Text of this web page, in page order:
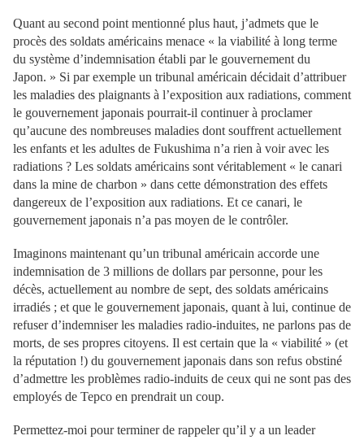
Quant au second point mentionné plus haut, j’admets que le
procès des soldats américains menace « la viabilité à long terme
du système d’indemnisation établi par le gouvernement du
Japon. » Si par exemple un tribunal américain décidait d’attribuer
les maladies des plaignants à l’exposition aux radiations, comment
le gouvernement japonais pourrait-il continuer à proclamer
qu’aucune des nombreuses maladies dont souffrent actuellement
les enfants et les adultes de Fukushima n’a rien à voir avec les
radiations ? Les soldats américains sont véritablement « le canari
dans la mine de charbon » dans cette démonstration des effets
dangereux de l’exposition aux radiations. Et ce canari, le
gouvernement japonais n’a pas moyen de le contrôler.
Imaginons maintenant qu’un tribunal américain accorde une
indemnisation de 3 millions de dollars par personne, pour les
décès, actuellement au nombre de sept, des soldats américains
irradiés ; et que le gouvernement japonais, quant à lui, continue de
refuser d’indemniser les maladies radio-induites, ne parlons pas de
morts, de ses propres citoyens. Il est certain que la « viabilité » (et
la réputation !) du gouvernement japonais dans son refus obstiné
d’admettre les problèmes radio-induits de ceux qui ne sont pas des
employés de Tepco en prendrait un coup.
Permettez-moi pour terminer de rappeler qu’il y a un leader